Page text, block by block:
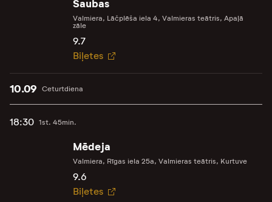
Šaubas
Valmiera, Lāčplēša iela 4, Valmieras teātris, Apaļā
zāle
9.7
Biļetes
Ceturtdiena
10.09
18:30 1st. 45min.
Mēdeja
Valmiera, Rīgas iela 25a, Valmieras teātris, Kurtuve
9.6
Biļetes